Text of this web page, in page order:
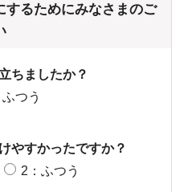
するためにみなさまのご
ちましたか？
つう
やすかったですか？
2：ふつう